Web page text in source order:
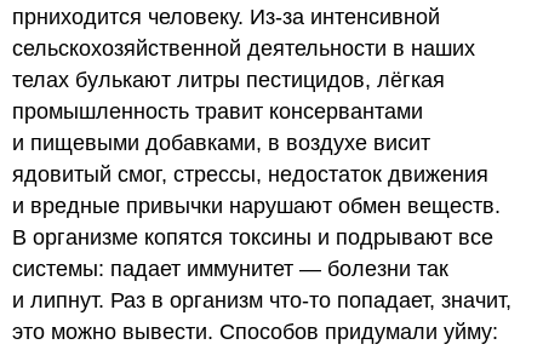
прниходится человеку. Из-за интенсивной
сельскохозяйственной деятельности в наших
телах булькают литры пестицидов, лёгкая
промышленность травит консервантами
и пищевыми добавками, в воздухе висит
ядовитый смог, стрессы, недостаток движения
и вредные привычки нарушают обмен веществ.
В организме копятся токсины и подрывают все
системы: падает иммунитет — болезни так
и липнут. Раз в организм что-то попадает, значит,
это можно вывести. Способов придумали уйму: